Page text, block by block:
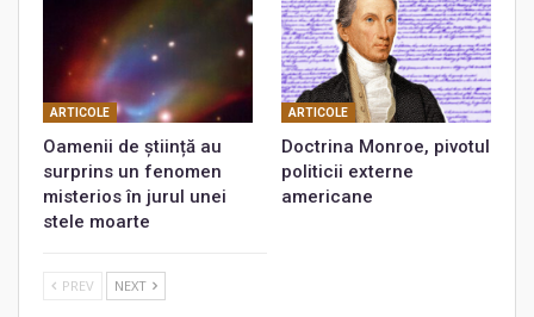
ARTICOLE
Oamenii de știință au
surprins un fenomen
misterios în jurul unei
stele moarte
ARTICOLE
Doctrina Monroe, pivotul
politicii externe
americane
PREV NEXT